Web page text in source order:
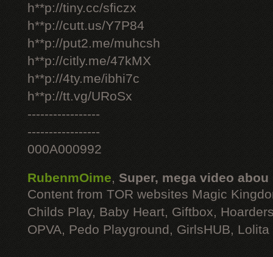
h**p://tiny.cc/sficzx
h**p://cutt.us/Y7P84
h**p://put2.me/muhcsh
h**p://citly.me/47kMX
h**p://4ty.me/ibhi7c
h**p://tt.vg/URoSx
-----------------
-----------------
000A000992
RubenmOime, Super, mega video abou
Content from TOR websites Magic
Childs Play, Baby Heart, Giftbox,
OPVA, Pedo Playground, GirlsHUB, Lolita